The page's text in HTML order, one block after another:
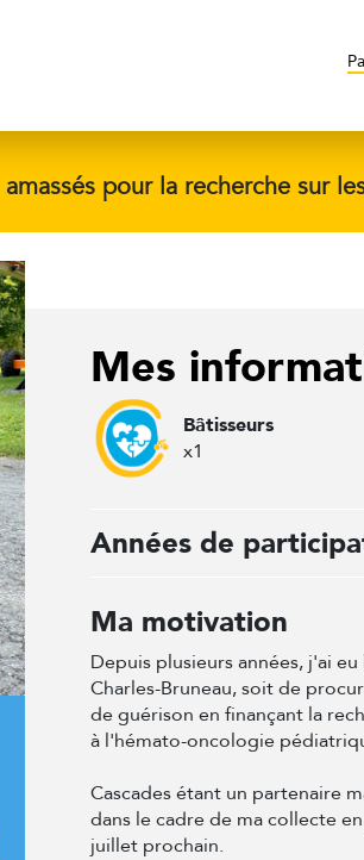
amassés pour la recherche sur
Mes
Bâtisseurs
x1
Années de
Ma motivation
Depuis plusieurs années, j'ai
Charles-Bruneau, soit de
de guérison en finançant la
à l'hémato-oncologie
Cascades étant un partenaire
dans le cadre de ma collecte
juillet prochain.